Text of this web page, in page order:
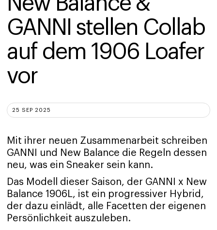
GANNI stellen Collab
auf dem 1906 Loafer
vor
25 SEP 2025
Mit ihrer neuen Zusammenarbeit schreiben
GANNI und New Balance die Regeln dessen
neu, was ein Sneaker sein kann.
Das Modell dieser Saison, der GANNI x New
Balance 1906L, ist ein progressiver Hybrid,
der dazu einlädt, alle Facetten der eigenen
Persönlichkeit auszuleben.